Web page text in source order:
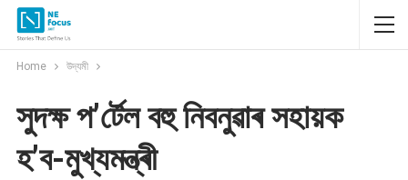
Home উদ্যমী
সুদক্ষ প’ৰ্টেল বহু নিবনুৱাৰ সহায়ক
হ’ব-মুখ্যমন্ত্ৰী